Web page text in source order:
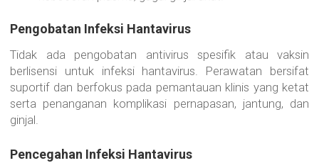
Pengobatan Infeksi Hantavirus
Tidak ada pengobatan antivirus spesifik atau vaksin
berlisensi untuk infeksi hantavirus. Perawatan bersifat
suportif dan berfokus pada pemantauan klinis yang ketat
serta penanganan komplikasi pernapasan, jantung, dan
ginjal.
Pencegahan Infeksi Hantavirus